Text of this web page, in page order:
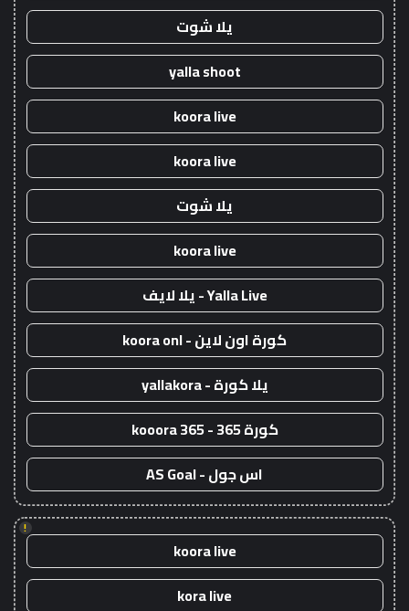
يلا شوت
yalla shoot
koora live
koora live
يلا شوت
koora live
Yalla Live - يلا لايف
كورة اون لاين - koora onl
يلا كورة - yallakora
كورة 365 - kooora 365
اس جول - AS Goal
!
koora live
kora live